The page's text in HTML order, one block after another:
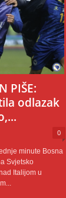
PIŠE:
odlazak
0
minute Bosna
Svjetsko
Italijom u